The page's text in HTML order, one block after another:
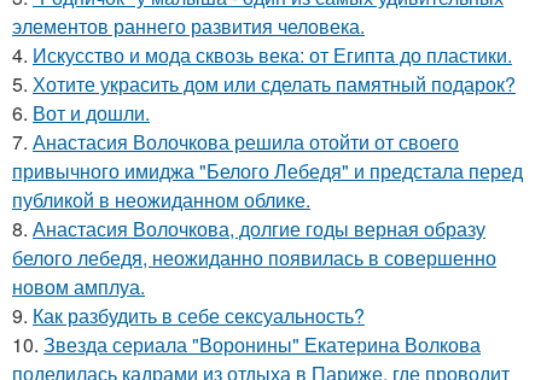
элементов раннего развития человека.
4. Искусство и мода сквозь века: от Египта до пластики.
5. Хотите украсить дом или сделать памятный подарок?
6. Вот и дошли.
7. Анастасия Волочкова решила отойти от своего
привычного имиджа "Белого Лебедя" и предстала перед
публикой в неожиданном облике.
8. Анастасия Волочкова, долгие годы верная образу
белого лебедя, неожиданно появилась в совершенно
новом амплуа.
9. Как разбудить в себе сексуальность?
10. Звезда сериала "Воронины" Екатерина Волкова
поделилась кадрами из отдыха в Париже, где проводит